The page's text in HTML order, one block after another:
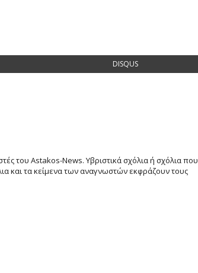
DISQUS
του Astakos-News. Υβριστικά σχόλια ή σχόλια που
και τα κείμενα των αναγνωστών εκφράζουν τους